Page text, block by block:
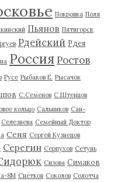
Покровка Поля
Пьянов Пятигорск
Рдейский Рдея
Россия Ростов
Русе Рыбаков Е. Рысачок
С.Семенов С.Штенцов
кольцо Сальников Сан-
Селезнева Семейный Доктор
Сеня Сергей Кузнецов
Серегин Серпухов Сетунь
Сизова Симаков
8М Снетков Соколов Солотча